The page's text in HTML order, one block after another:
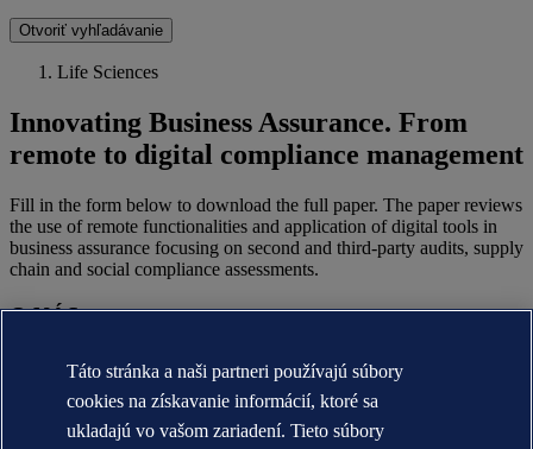
Otvoriť vyhľadávanie
Life Sciences
Innovating Business Assurance. From
remote to digital compliance management
Fill in the form below to download the full paper. The paper reviews
the use of remote functionalities and application of digital tools in
business assurance focusing on second and third-party audits, supply
chain and social compliance assessments.
O NÁS
O DNV
Účel, vízia a hodnoty
A brief history of DNV
Annual reports
Táto stránka a naši partneri používajú súbory
cookies na získavanie informácií, ktoré sa
ukladajú vo vašom zariadení. Tieto súbory